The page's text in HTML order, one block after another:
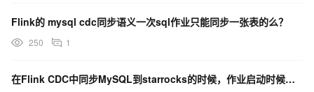
Flink的 mysql cdc同步语义一次sql作业只能同步一张表的么？
250 1
在Flink CDC中同步MySQL到starrocks的时候，作业启动时候报这样的错误是怎么回事？